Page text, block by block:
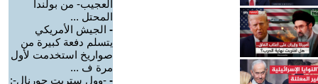
العجيب- من بولندا
المحتل ...
- الجيش الأمريكي
يتسلم دفعة كبيرة من
صواريخ استخدمت لأول
مرة ف ...
- -وول ستريت جورنال-: